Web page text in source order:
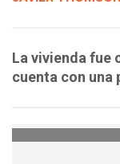
La vivienda fue
cuenta con una